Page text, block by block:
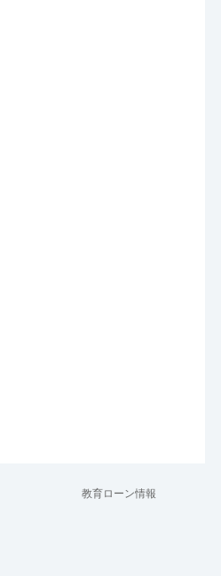
教育ローン情報